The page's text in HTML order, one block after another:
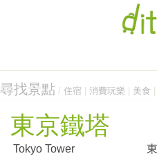
尋找景點 / 住宿 消費玩樂 美食
東京鐵塔
Tokyo Tower